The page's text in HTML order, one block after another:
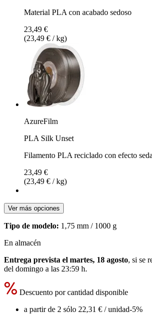
Material PLA con acabado sedoso
23,49 €
(23,49 € / kg)
AzureFilm
PLA Silk Unset
Filamento PLA reciclado con efecto seda
23,49 €
(23,49 € / kg)
Ver más opciones
Tipo de modelo: 1,75 mm / 1000 g
En almacén
Entrega prevista el martes, 18 agosto, si se
del domingo a las 23:59 h.
Descuento por cantidad disponible
a partir de 2 sólo 22,31 € / unidad-5%